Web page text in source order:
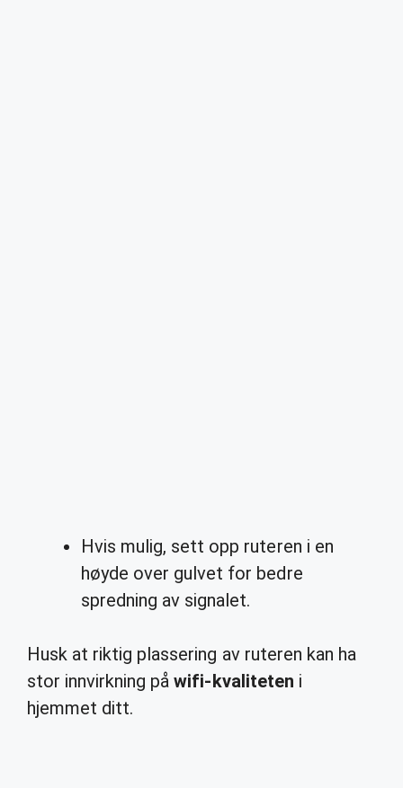
Hvis mulig, sett opp ruteren i en
høyde over gulvet for bedre
spredning av signalet.
Husk at riktig plassering av ruteren kan ha
stor innvirkning påwifi-kvaliteten i
hjemmet ditt.